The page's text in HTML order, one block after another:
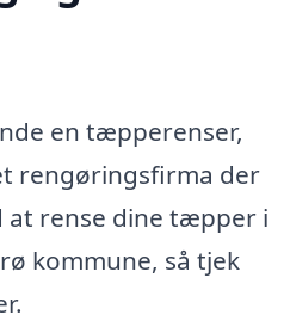
en tæpperenser,
rengøringsfirma der
at rense dine tæpper i
kommune, så tjek